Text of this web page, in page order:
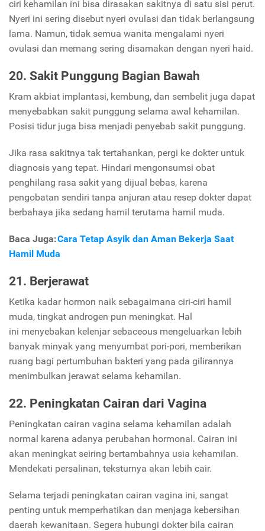
ciri kehamilan ini bisa dirasakan sakitnya di satu sisi perut.
Nyeri ini sering disebut nyeri ovulasi dan tidak berlangsung
lama. Namun, tidak semua wanita mengalami nyeri
ovulasi dan memang sering disamakan dengan nyeri haid.
20. Sakit Punggung Bagian Bawah
Kram akbiat implantasi, kembung, dan sembelit juga dapat
menyebabkan sakit punggung selama awal kehamilan.
Posisi tidur juga bisa menjadi penyebab sakit punggung.
Jika rasa sakitnya tak tertahankan, pergi ke dokter untuk
diagnosis yang tepat. Hindari mengonsumsi obat
penghilang rasa sakit yang dijual bebas, karena
pengobatan sendiri tanpa anjuran atau resep dokter dapat
berbahaya jika sedang hamil terutama hamil muda.
Baca Juga:Cara Tetap Asyik dan Aman Bekerja Saat
Hamil Muda
21. Berjerawat
Ketika kadar hormon naik sebagaimana ciri-ciri hamil
muda, tingkat androgen pun meningkat. Hal
ini menyebakan kelenjar sebaceous mengeluarkan lebih
banyak minyak yang menyumbat pori-pori, memberikan
ruang bagi pertumbuhan bakteri yang pada gilirannya
menimbulkan jerawat selama kehamilan.
22. Peningkatan Cairan dari Vagina
Peningkatan cairan vagina selama kehamilan adalah
normal karena adanya perubahan hormonal. Cairan ini
akan meningkat seiring bertambahnya usia kehamilan.
Mendekati persalinan, teksturnya akan lebih cair.
Selama terjadi peningkatan cairan vagina ini, sangat
penting untuk memperhatikan dan menjaga kebersihan
daerah kewanitaan. Segera hubungi dokter bila cairan